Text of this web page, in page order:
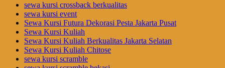
sewa kursi crossback berkualitas
sewa kursi event
Sewa Kursi Futura Dekorasi Pesta Jakarta Pusat
Sewa Kursi Kuliah
Sewa Kursi Kuliah Berkualitas Jakarta Selatan
Sewa Kursi Kuliah Chitose
sewa kursi scramble